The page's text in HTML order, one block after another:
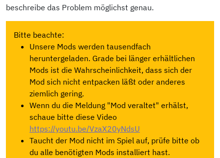
beschreibe das Problem möglichst genau.
Bitte beachte:
Unsere Mods werden tausendfach
heruntergeladen. Grade bei länger erhältlichen
Mods ist die Wahrscheinlichkeit, dass sich der
Mod sich nicht entpacken läßt oder anderes
ziemlich gering.
Wenn du die Meldung "Mod veraltet" erhälst,
schaue bitte diese Video
https://youtu.be/VzaX20yNdsU
Taucht der Mod nicht im Spiel auf, prüfe bitte ob
du alle benötigten Mods installiert hast.